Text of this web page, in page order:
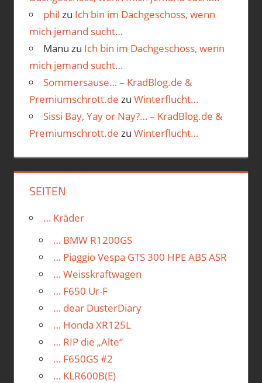
phil zu Ich bin im Dachgeschoss, wenn
mich jemand sucht…
Manu zu Ich bin im Dachgeschoss, wenn
mich jemand sucht…
Sommersause… – KradBlog.de &
Premiumschrott.de zu Winterflucht…
Sissi Bay, Yay or Nay?… – KradBlog.de &
Premiumschrott.de zu Winterflucht…
SEITEN
… Kräder
… BMW R1200GS
… Piaggio Vespa GTS 300 HPE ABS ASR
… Weisskraftwagen
… F650 Ur-F
… dear DusterDiary
… Honda XR125L
… RIP die „Alte“
… F650GS #2
… KLR600B(E)